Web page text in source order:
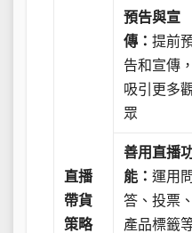
直播
帶貨
策略
預告與宣
傳：提前
告和宣傳，
吸引更多
眾
善用直播
能：運用問
答、投票、
產品標籤